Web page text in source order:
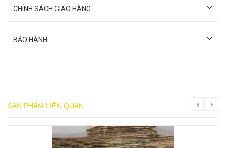
CHÍNH SÁCH GIAO HÀNG
BẢO HÀNH
SẢN PHẨM LIÊN QUAN